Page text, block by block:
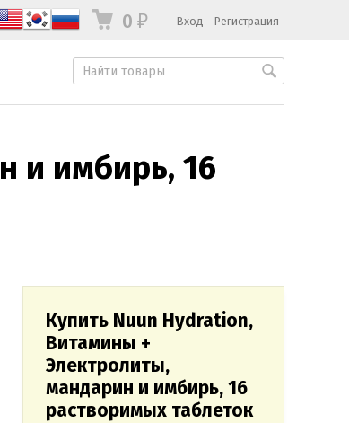
0 ₽ Вход Регистрация
и имбирь, 16
Купить Nuun Hydration,
Витамины +
Электролиты,
мандарин и имбирь, 16
растворимых таблеток